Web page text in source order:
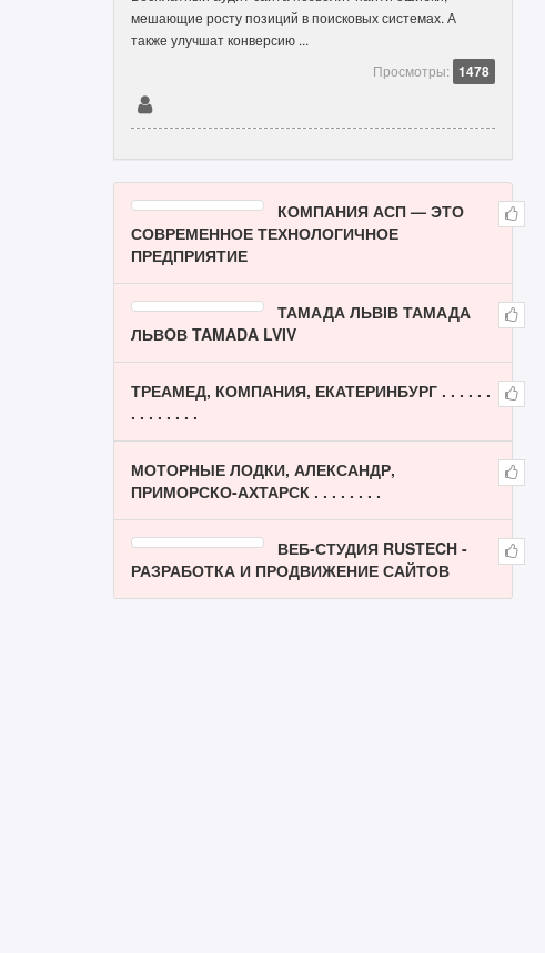
мешающие росту позиций в поисковых системах. А
также улучшат конверсию ...
Просмотры: 1478
КОМПАНИЯ АСП — ЭТО
СОВРЕМЕННОЕ ТЕХНОЛОГИЧНОЕ
ПРЕДПРИЯТИЕ
ТАМАДА ЛЬВІВ ТАМАДА
ЛЬВOВ TAMADA LVIV
ТРЕАМЕД, КОМПАНИЯ, ЕКАТЕРИНБУРГ . . . . . .
. . . . . . . .
МОТОРНЫЕ ЛОДКИ, АЛЕКСАНДР,
ПРИМОРСКО-АХТАРСК . . . . . . . .
ВЕБ-СТУДИЯ RUSTECH -
РАЗРАБОТКА И ПРОДВИЖЕНИЕ САЙТОВ